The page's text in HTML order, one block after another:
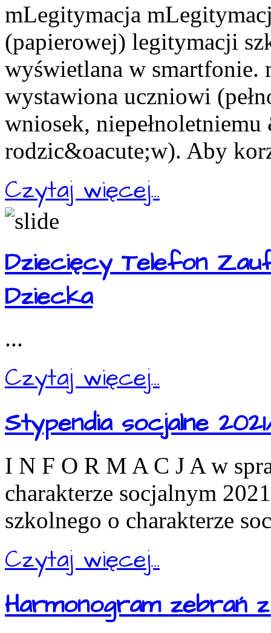
mLegitymacja
(papierowej) legitymacji
wyświetlana w smartfonie.
wystawiona uczniowi
wniosek,
rodzic&oacute;w). Aby
Czytaj więcej...
Dziecięcy Telefon
Dziecka
...
Czytaj więcej...
Stypendia socjalne
I N F O R M A C J A w
charakterze socjalnym
szkolnego o charakterze
Czytaj więcej...
Harmonogram zebrań